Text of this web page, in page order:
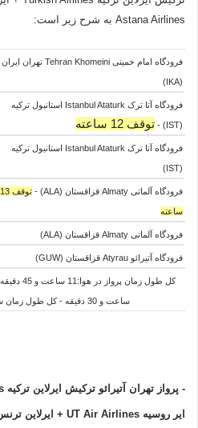
Astana Airlines به شرح زیر است:
فرودگاه امام خمینی Tehran Khomeini تهران ایران
(IKA)
فرودگاه آتا ترک Istanbul Ataturk استانبول ترکیه
(IST) - توقف 12 ساعته
فرودگاه آتا ترک Istanbul Ataturk استانبول ترکیه
(IST)
فرودگاه آلماتی Almaty قزاقستان (ALA) - توقف 13
ساعته
فرودگاه آلماتی Almaty قزاقستان (ALA)
فرودگاه آتیرائو Atyrau قزاقستان (GUW)
ساعت و 30 دقیقه - کل طول زمان سفر:36 ساعت و 15 دقیقه
- پرواز تهران آتیرائو ترکیش ایرلاین ترکیه